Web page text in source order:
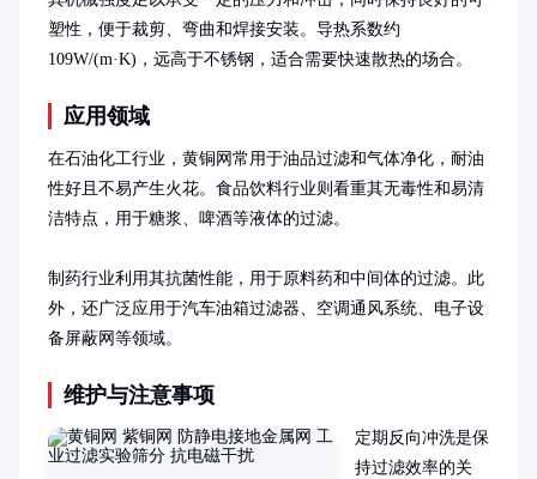
塑性，便于裁剪、弯曲和焊接安装。导热系数约
109W/(m·K)，远高于不锈钢，适合需要快速散热的场合。
应用领域
在石油化工行业，黄铜网常用于油品过滤和气体净化，耐油
性好且不易产生火花。食品饮料行业则看重其无毒性和易清
洁特点，用于糖浆、啤酒等液体的过滤。
制药行业利用其抗菌性能，用于原料药和中间体的过滤。此
外，还广泛应用于汽车油箱过滤器、空调通风系统、电子设
备屏蔽网等领域。
维护与注意事项
定期反向冲洗是保
持过滤效率的关